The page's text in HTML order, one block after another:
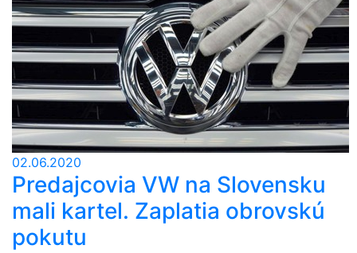
02.06.2020
Predajcovia VW na Slovensku
mali kartel. Zaplatia obrovskú
pokutu